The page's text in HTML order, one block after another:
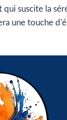
qui suscite la
une touche